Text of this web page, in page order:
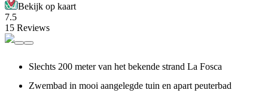
Bekijk op kaart
7.5
15 Reviews
Slechts 200 meter van het bekende strand La Fosca
Zwembad in mooi aangelegde tuin en apart peuterbad